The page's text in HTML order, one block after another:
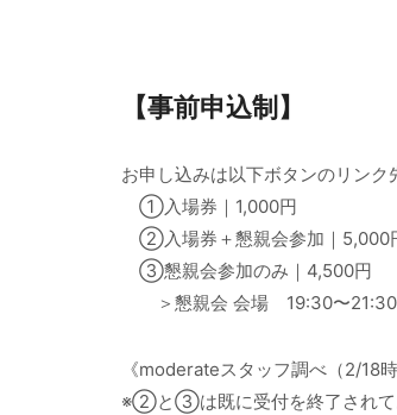
【事前申込制】
お申し込みは以下ボタンのリンク
①入場券｜1,000円
②入場券＋懇親会参加｜5,000
③懇親会参加のみ｜4,500円
＞懇親会 会場 19:30〜21:30
《moderateスタッフ調べ（2/18時
※②と③は既に受付を終了されて